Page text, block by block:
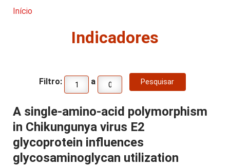
Início
Indicadores
Filtro: a
A single-amino-acid polymorphism
in Chikungunya virus E2
glycoprotein influences
glycosaminoglycan utilization